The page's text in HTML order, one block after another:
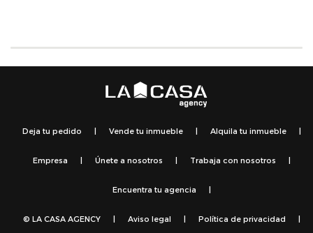
Deja tu pedido Vende tu inmueble Alquila tu inmueble
Empresa Únete a nosotros Trabaja con nosotros
Encuentra tu agencia
© LA CASA AGENCY Aviso legal Política de privacidad